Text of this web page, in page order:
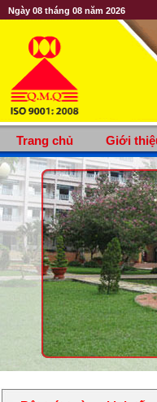
Ngày 08 tháng 08 năm 2026
Trang chủ Giới